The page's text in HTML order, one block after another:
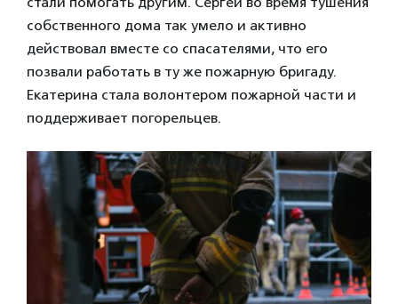
собственного дома так умело и активно
действовал вместе со спасателями, что его
позвали работать в ту же пожарную бригаду.
Екатерина стала волонтером пожарной части и
поддерживает погорельцев.